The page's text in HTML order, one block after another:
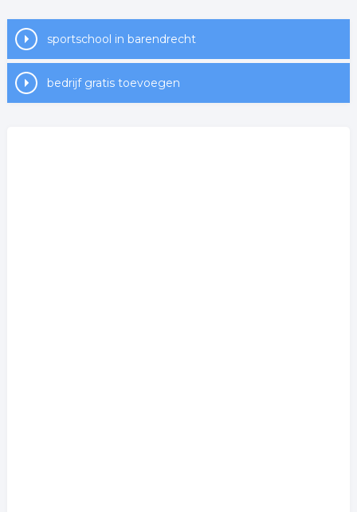
sportschool in barendrecht
bedrijf gratis toevoegen